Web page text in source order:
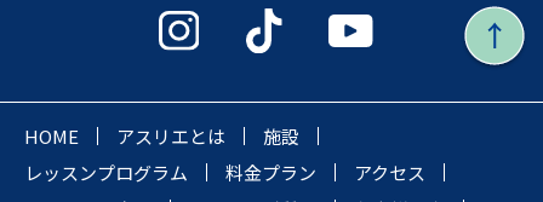
HOME アスリエとは
施設
レッスンプログラム
料金プラン
アクセス